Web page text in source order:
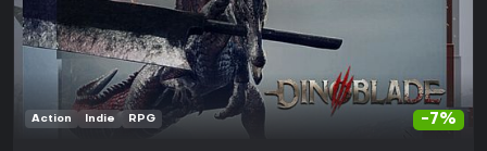
-7%
Action Indie RPG